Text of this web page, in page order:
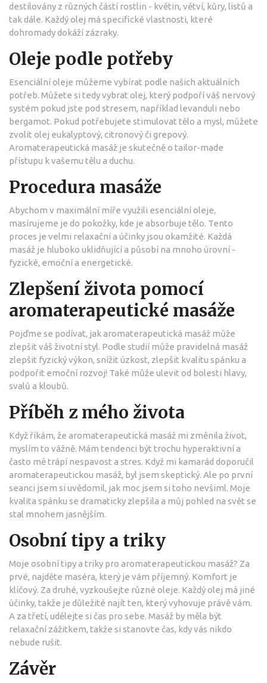
destilovány z různých částí rostlin - květin, větví, kůry, listů a
tak dále. Každý olej má specifické vlastnosti, které
dohromady dokáží zázraky.
Oleje podle potřeby
Esenciální oleje můžeme vybírat podle našich aktuálních
potřeb. Můžete si tedy vybrat olej, který podpoří váš nervový
systém pokud jste pod stresem, například levanduli nebo
bergamot. Pokud potřebujete stimulovat tělo a mysl, můžete
zvolit olej eukalyptový, citronový či grepový.
Aromaterapeutická masáž je skutečně o tailor-made
přístupu k vašemu tělu a duchu.
Procedura masáže
Abychom v maximální míře využili esenciální oleje,
masírujeme je do pokožky, kde je absorbuje tělo. Tento
proces je velmi relaxační a účinky jsou okamžité. Každá
masáž je hluboko uklidňující a působí na mnoho úrovní -
fyzické, emoční a energetické.
Zlepšení života pomocí
aromaterapeutické masáže
Pojďme se podívat, jak aromaterapeutická masáž může
zlepšit váš životní styl. Podle studií může pravidelná masáž
zlepšit fyzický výkon, snížit úzkost, zlepšit kvalitu spánku a
podpořit emoční rozvoj! Také může ulevit od bolesti hlavy,
svalů a kloubů.
Příběh z mého života
Když říkám, že aromaterapeutická masáž mi změnila život,
myslím to vážně. Mám tendenci být trochu hyperaktivní a
často mě trápí nespavost a stres. Když mi kamarád doporučil
aromaterapeutickou masáž, byl jsem skeptický. Ale po první
seanci jsem si uvědomil, jak moc jsem si toho nevšiml. Moje
kvalita spánku se dramaticky zlepšila a můj pohled na svět se
stal mnohem jasnějším.
Osobní tipy a triky
Moje osobní tipy a triky pro aromaterapeutickou masáž? Za
prvé, najděte maséra, který je vám příjemný. Komfort je
klíčový. Za druhé, vyzkoušejte různé oleje. Každý olej má jiné
účinky, takže je důležité najít ten, který vyhovuje právě vám.
A za třetí, udělejte si čas pro sebe. Masáž by měla být
relaxační zážitkem, takže si stanovte čas, kdy vás nikdo
nebude rušit.
Závěr